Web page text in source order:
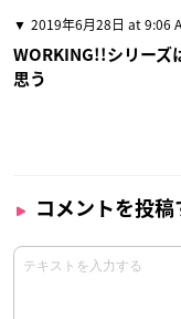
2019年6月28日 at 9:06
WORKING!!シリーズ
思う
コメントを投稿